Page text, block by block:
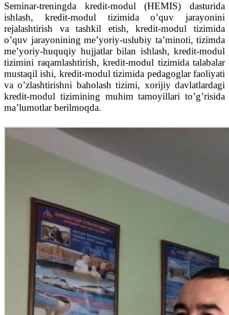
Seminar-treningda kredit-modul (HEMIS) dasturida
ishlash, kredit-modul tizimida o’quv jarayonini
rejalashtirish va tashkil etish, kredit-modul tizimida
o’quv jarayonining me’yoriy-uslubiy ta’minoti, tizimda
me’yoriy-huquqiy hujjatlar bilan ishlash, kredit-modul
tizimini raqamlashtirish, kredit-modul tizimida talabalar
mustaqil ishi, kredit-modul tizimida pedagoglar faoliyati
va o’zlashtirishni baholash tizimi, xorijiy davlatlardagi
kredit-modul tizimining muhim tamoyillari to’g’risida
ma’lumotlar berilmoqda.